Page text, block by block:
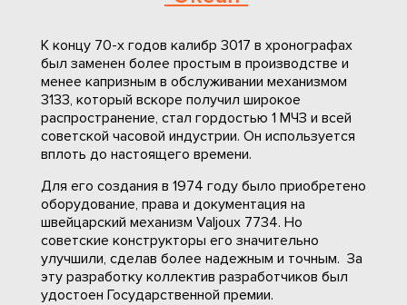
К концу 70-х годов калибр 3017 в хронографах
был заменен более простым в производстве и
менее капризным в обслуживании механизмом
3133, который вскоре получил широкое
распространение, стал гордостью 1 МЧЗ и всей
советской часовой индустрии. Он используется
вплоть до настоящего времени.
Для его создания в 1974 году было приобретено
оборудование, права и документация на
швейцарский механизм Valjoux 7734. Но
советские конструкторы его значительно
улучшили, сделав более надежным и точным. За
эту разработку коллектив разработчиков был
удостоен Государственной премии.